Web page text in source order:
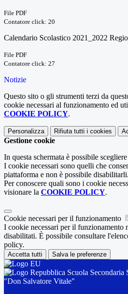
File PDF
Contatore click: 20
Calendario Scolastico 2021_2022
File PDF
Contatore click: 27
Notizie
Questo sito o gli strumenti terzi da
cookie necessari al funzionamento ed
COOKIE POLICY.
Personalizza Rifiuta tutti i cookies
Gestione cookie
In questa schermata è possibile
I cookie necessari sono quelli che
piattaforma e non è possibile disabilitarli.
Per conoscere quali sono i cookie
visionare la COOKIE POLICY.
Cookie necessari per il funzionamento
I cookie necessari per il funzionamento
disabilitati. È possibile consultare
policy.
Accetta tutti Salva le preferenze
Scuola Secondaria
"Don Salvatore Vitale"